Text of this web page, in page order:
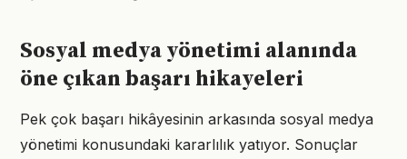
Sosyal medya yönetimi alanında
öne çıkan başarı hikayeleri
Pek çok başarı hikâyesinin arkasında sosyal medya
yönetimi konusundaki kararlılık yatıyor. Sonuçlar